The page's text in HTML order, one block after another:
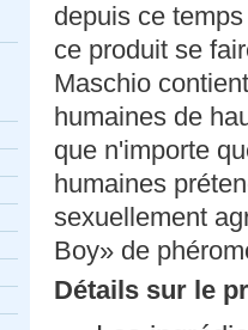
depuis ce
ce produit se
Maschio
humaines de
que n'importe
humaines
sexuellement
Boy» de
Détails sur le